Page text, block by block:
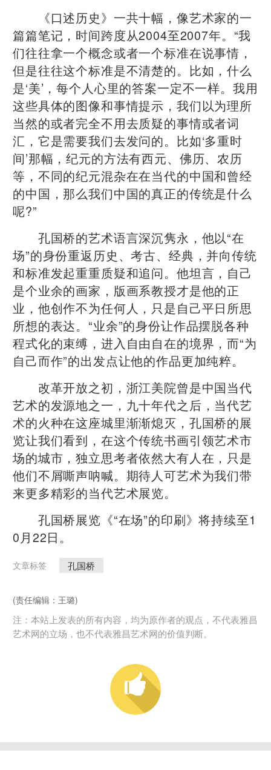
《口述历史》一共十幅，像艺术家的一
篇篇笔记，时间跨度从2004至2007年。“我
们往往拿一个概念或者一个标准在说事情，
但是往往这个标准是不清楚的。比如，什么
是‘美’，每个人心里的答案一定不一样。我用
这些具体的图像和事情提示，我们以为理所
当然的或者完全不用去质疑的事情或者词
汇，它是需要我们去发问的。比如‘多重时
间’那幅，纪元的方法有西元、佛历、农历
等，不同的纪元混杂在在当代的中国和曾经
的中国，那么我们中国的真正的传统是什么
呢?”
孔国桥的艺术语言深沉隽永，他以“在
场”的身份重返历史、考古、经典，并向传统
和标准发起重重质疑和追问。他坦言，自己
是个业余的画家，版画系教授才是他的正
业，他创作不为任何人，只是自己平日所思
所想的表达。“业余”的身份让作品摆脱各种
程式化的束缚，进入自由自在的境界，而“为
自己而作”的出发点让他的作品更加纯粹。
改革开放之初，浙江美院曾是中国当代
艺术的发源地之一，九十年代之后，当代艺
术的火种在这座城里渐渐熄灭，孔国桥的展
览让我们看到，在这个传统书画引领艺术市
场的城市，独立思考者依然大有人在，只是
他们不屑嘶声呐喊。期待人可艺术为我们带
来更多精彩的当代艺术展览。
孔国桥展览《“在场”的印刷》将持续至1
0月22日。
文章标签 孔国桥
(责任编辑：王璐)
注：本站上发表的所有内容，均为原作者的观点，不代表雅昌
艺术网的立场，也不代表雅昌艺术网的价值判断。